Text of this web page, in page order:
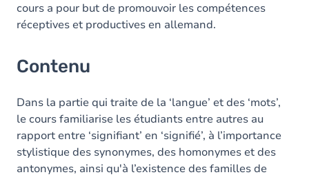
cours a pour but de promouvoir les compétences
réceptives et productives en allemand.
Contenu
Dans la partie qui traite de la ‘langue’ et des ‘mots’,
le cours familiarise les étudiants entre autres au
rapport entre ‘signifiant’ en ‘signifié’, à l’importance
stylistique des synonymes, des homonymes et des
antonymes, ainsi qu'à l’existence des familles de